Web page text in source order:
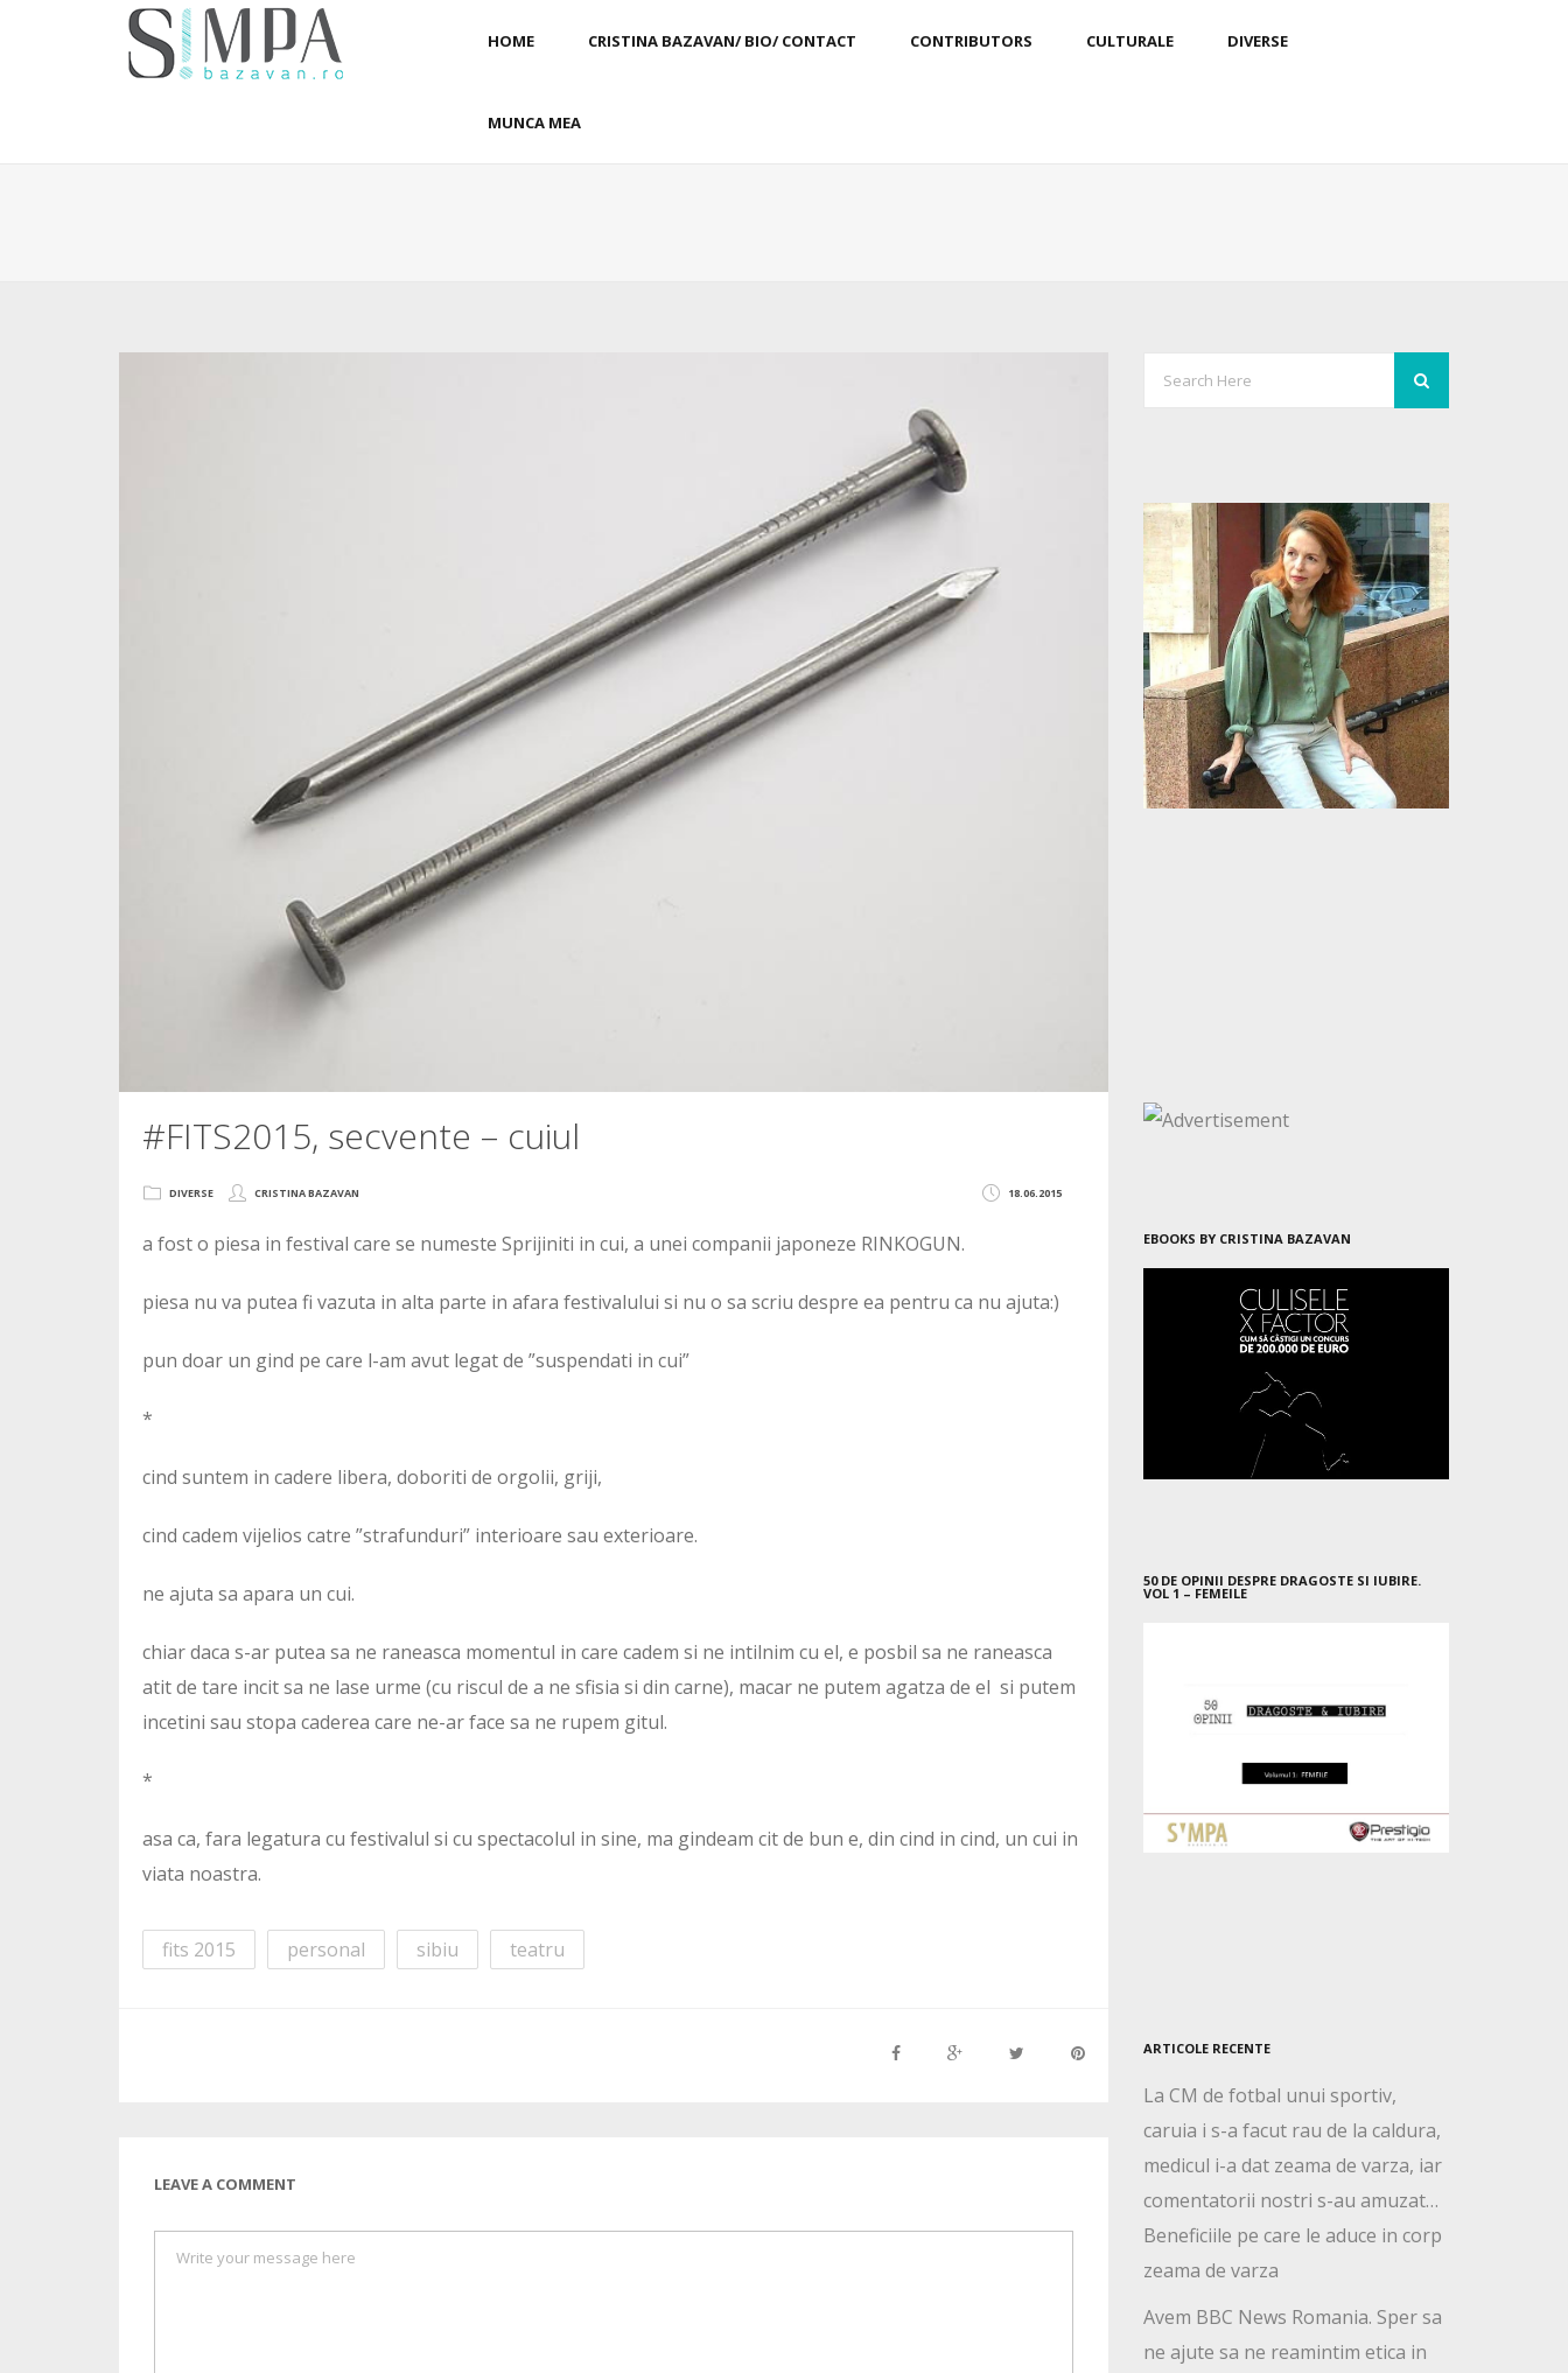
HOME CRISTINA BAZAVAN/ BIO/ CONTACT CONTRIBUTORS CULTURALE DIVERSE
MUNCA MEA
#FITS2015, secvente – cuiul
18.06.2015
DIVERSE CRISTINA BAZAVAN
a fost o piesa in festival care se numeste Sprijiniti in cui, a unei companii japoneze RINKOGUN.
piesa nu va putea fi vazuta in alta parte in afara festivalului si nu o sa scriu despre ea pentru ca nu ajuta:)
pun doar un gind pe care l-am avut legat de ”suspendati in cui”
*
cind suntem in cadere libera, doboriti de orgolii, griji,
cind cadem vijelios catre ”strafunduri” interioare sau exterioare.
ne ajuta sa apara un cui.
chiar daca s-ar putea sa ne raneasca momentul in care cadem si ne intilnim cu el, e posbil sa ne raneasca
atit de tare incit sa ne lase urme (cu riscul de a ne sfisia si din carne), macar ne putem agatza de el si putem
incetini sau stopa caderea care ne-ar face sa ne rupem gitul.
*
asa ca, fara legatura cu festivalul si cu spectacolul in sine, ma gindeam cit de bun e, din cind in cind, un cui in
viata noastra.
fits 2015 personal sibiu teatru
LEAVE A COMMENT
EBOOKS BY CRISTINA BAZAVAN
50 DE OPINII DESPRE DRAGOSTE SI IUBIRE.
VOL 1 – FEMEILE
ARTICOLE RECENTE
La CM de fotbal unui sportiv,
caruia i s-a facut rau de la caldura,
medicul i-a dat zeama de varza, iar
comentatorii nostri s-au amuzat…
Beneficiile pe care le aduce in corp
zeama de varza
Avem BBC News Romania. Sper sa
ne ajute sa ne reamintim etica in